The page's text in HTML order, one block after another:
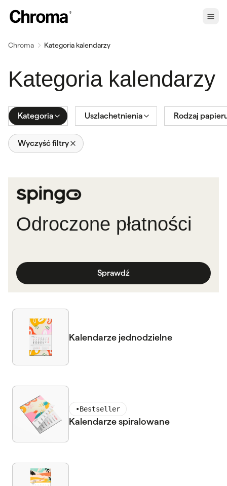
Chroma Kategoria kalendarzy
Kategoria kalendarzy
Kategoria Uszlachetnienia Rodzaj
Wyczyść filtry
Odroczone płatności
Sprawdź
Kalendarze jednodzielne
•Bestseller
Kalendarze spiralowane